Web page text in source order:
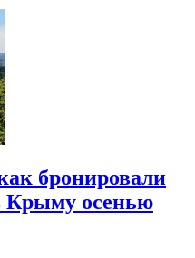
бронировали
Крыму осенью